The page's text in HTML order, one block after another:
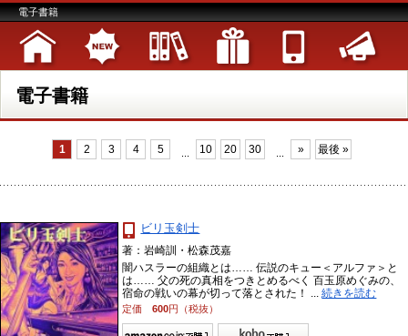
電子書籍
電子書籍
1 2 3 4 5 10 20 30 » 最後 »
ビリ玉剣士
著：岩崎訓・松森茂嘉
闇ハスラーの組織とは…… 伝説のキュー＜アルファ＞と
は…… 父の死の真相をつきとめるべく 百玉原めぐみの、
宿命の戦いの幕が切って落とされた！ ...続きを読む
定価600円（税抜）